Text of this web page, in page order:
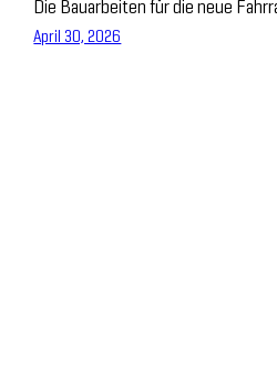
Die Bauarbeiten für die neue
April 30, 2026